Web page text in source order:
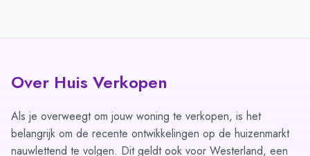
Over Huis Verkopen
Als je overweegt om jouw woning te verkopen, is het
belangrijk om de recente ontwikkelingen op de huizenmarkt
nauwlettend te volgen. Dit geldt ook voor Westerland, een